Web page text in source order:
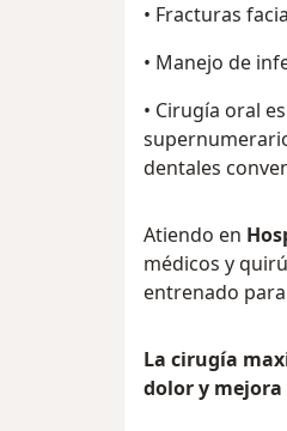
• Fracturas
• Manejo de
• Cirugía oral
dentales
Atiendo en
médicos y
entrenado
La cirugía
dolor y mejora